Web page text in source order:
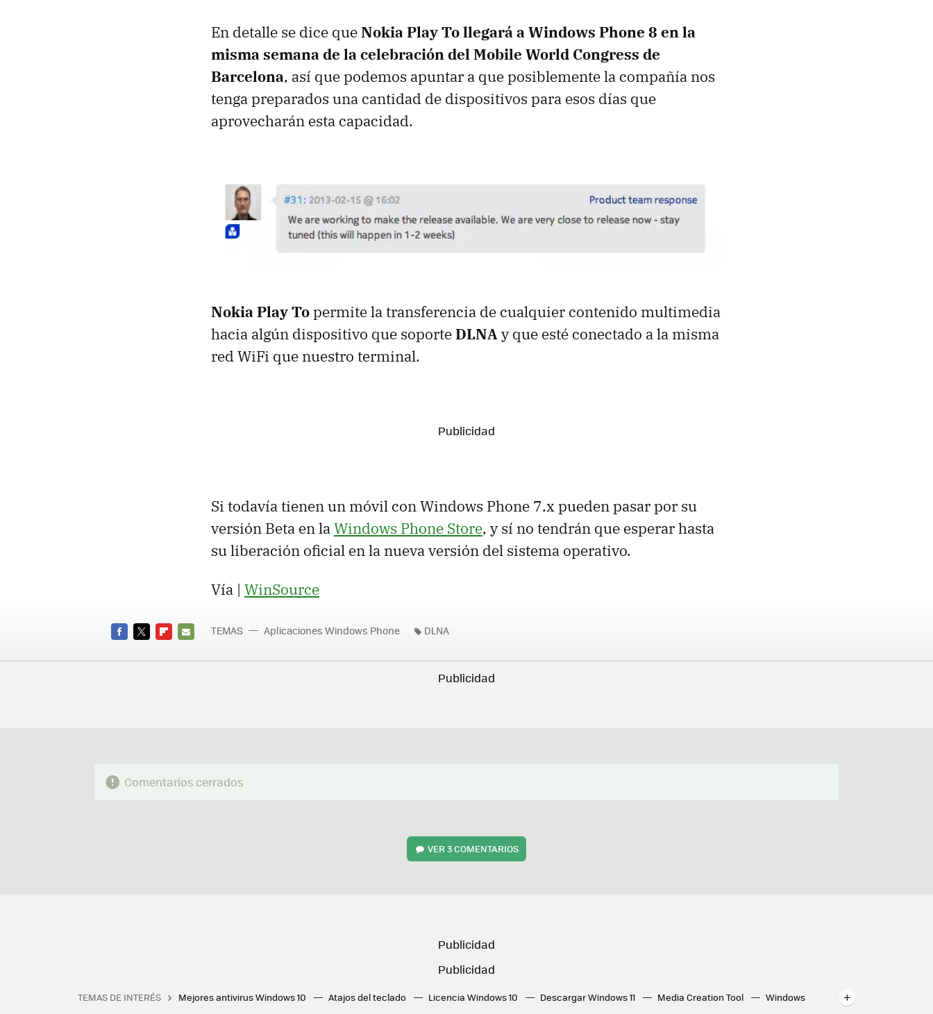
En detalle se dice queNokia Play To llegará a Windows Phone 8 en la
misma semana de la celebración del Mobile World Congress de
Barcelona, así que podemos apuntar a que posiblemente la compañía nos
tenga preparados una cantidad de dispositivos para esos días que
aprovecharán esta capacidad.
Nokia Play Topermite la transferencia de cualquier contenido multimedia
hacia algún dispositivo que soporteDLNA y que esté conectado a la misma
red WiFi que nuestro terminal.
Si todavía tienen un móvil con Windows Phone 7.x pueden pasar por su
versión Beta en la Windows Phone Store, y sí no tendrán que esperar hasta
su liberación oficial en la nueva versión del sistema operativo.
Vía | WinSource
MAIL
TEMAS Aplicaciones Windows Phone DLNA
Comentarios cerrados
VER3 COMENTARIOS
TEMAS DE INTERÉS Mejores antivirus Windows 10 Atajos del teclado Licencia Windows 10 Descargar Windows 11 Media Creation Tool
Windows